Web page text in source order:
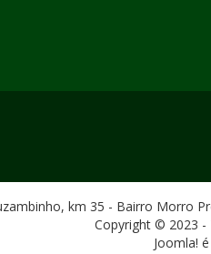
km 35 - Bairro Morro
Copyright © 2023 -
Joomla!